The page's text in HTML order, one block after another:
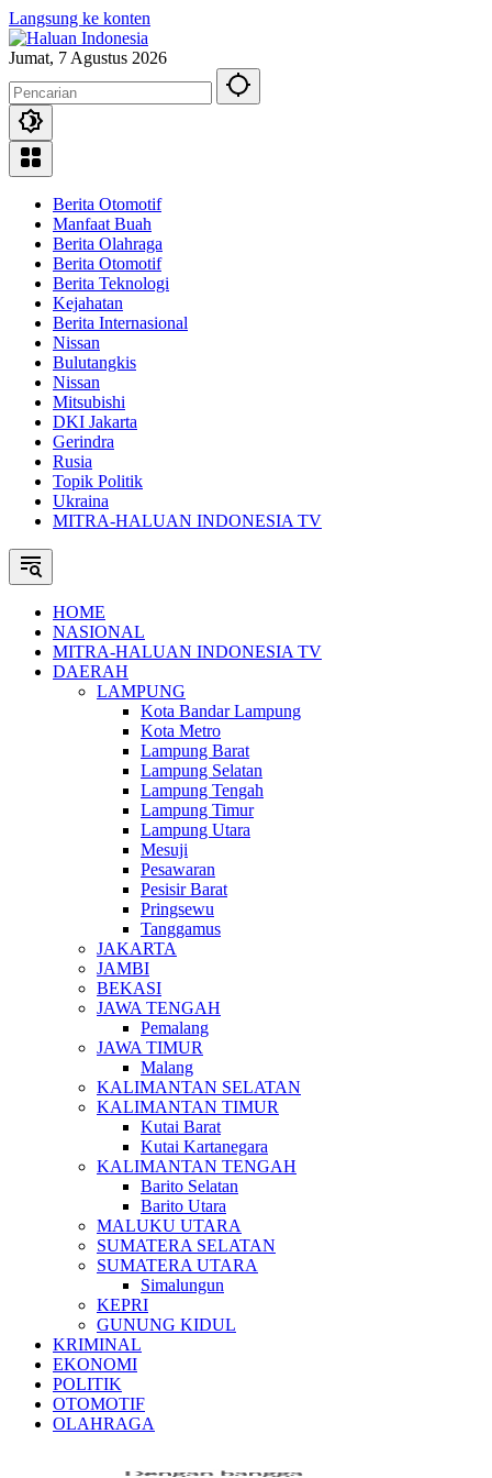
Langsung ke konten
Jumat, 7 Agustus 2026
Berita Otomotif
Manfaat Buah
Berita Olahraga
Berita Otomotif
Berita Teknologi
Kejahatan
Berita Internasional
Nissan
Bulutangkis
Nissan
Mitsubishi
DKI Jakarta
Gerindra
Rusia
Topik Politik
Ukraina
MITRA-HALUAN INDONESIA TV
HOME
NASIONAL
MITRA-HALUAN INDONESIA TV
DAERAH
LAMPUNG
Kota Bandar Lampung
Kota Metro
Lampung Barat
Lampung Selatan
Lampung Tengah
Lampung Timur
Lampung Utara
Mesuji
Pesawaran
Pesisir Barat
Pringsewu
Tanggamus
JAKARTA
JAMBI
BEKASI
JAWA TENGAH
Pemalang
JAWA TIMUR
Malang
KALIMANTAN SELATAN
KALIMANTAN TIMUR
Kutai Barat
Kutai Kartanegara
KALIMANTAN TENGAH
Barito Selatan
Barito Utara
MALUKU UTARA
SUMATERA SELATAN
SUMATERA UTARA
Simalungun
KEPRI
GUNUNG KIDUL
KRIMINAL
EKONOMI
POLITIK
OTOMOTIF
OLAHRAGA